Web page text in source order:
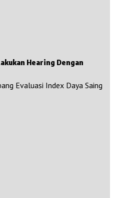
Hearing Dengan